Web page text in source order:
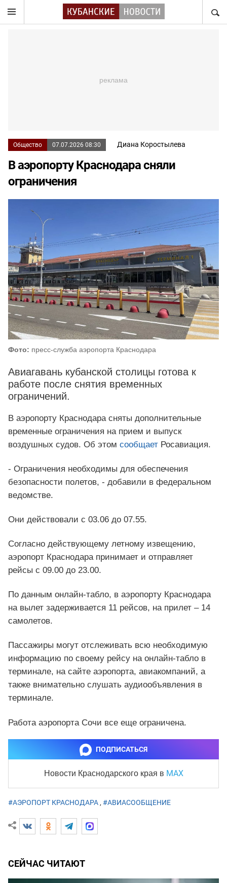
Общество 07.07.2026 08:30 Диана Коростылева
В аэропорту Краснодара сняли
ограничения
Фото: пресс-служба аэропорта Краснодара
Авиагавань кубанской столицы готова к
работе после снятия временных
ограничений.
В аэропорту Краснодара сняты дополнительные
временные ограничения на прием и выпуск
воздушных судов. Об этом сообщает Росавиация.
- Ограничения необходимы для обеспечения
безопасности полетов, - добавили в федеральном
ведомстве.
Они действовали с 03.06 до 07.55.
Согласно действующему летному извещению,
аэропорт Краснодара принимает и отправляет
рейсы с 09.00 до 23.00.
По данным онлайн-табло, в аэропорту Краснодара
на вылет задерживается 11 рейсов, на прилет – 14
самолетов.
Пассажиры могут отслеживать всю необходимую
информацию по своему рейсу на онлайн-табло в
терминале, на сайте аэропорта, авиакомпаний, а
также внимательно слушать аудиообъявления в
терминале.
Работа аэропорта Сочи все еще ограничена.
ПОДПИСАТЬСЯ
Новости Краснодарского края в MAX
#АЭРОПОРТ КРАСНОДАРА , #АВИАСООБЩЕНИЕ
СЕЙЧАС ЧИТАЮТ